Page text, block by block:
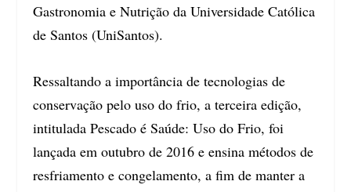
Gastronomia e Nutrição da Universidade Católica
de Santos (UniSantos).
Ressaltando a importância de tecnologias de
conservação pelo uso do frio, a terceira edição,
intitulada Pescado é Saúde: Uso do Frio, foi
lançada em outubro de 2016 e ensina métodos de
resfriamento e congelamento, a fim de manter a